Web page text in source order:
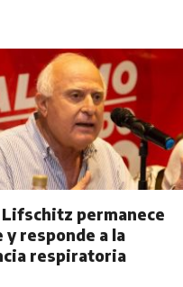
permanece
y responde a la
respiratoria